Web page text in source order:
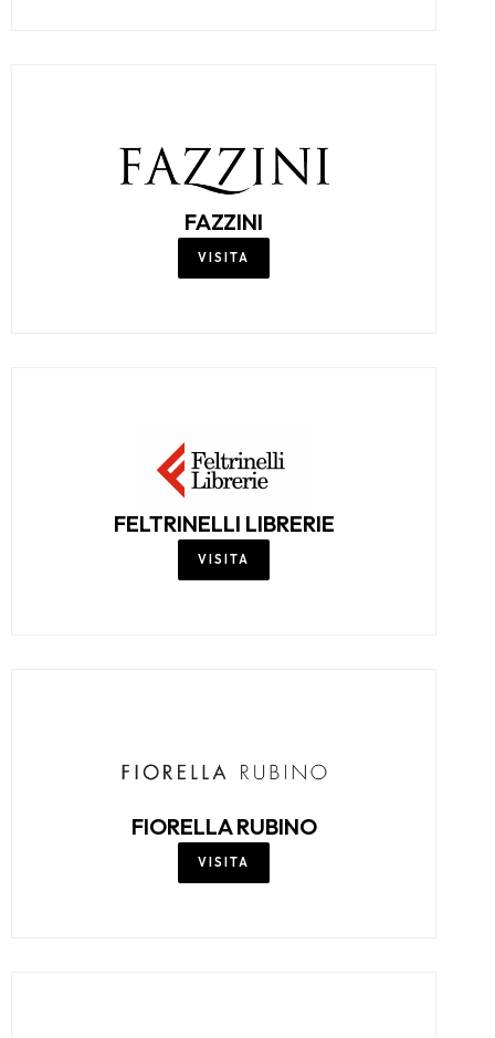
FAZZINI
VISITA
FELTRINELLI LIBRERIE
VISITA
FIORELLA RUBINO
VISITA